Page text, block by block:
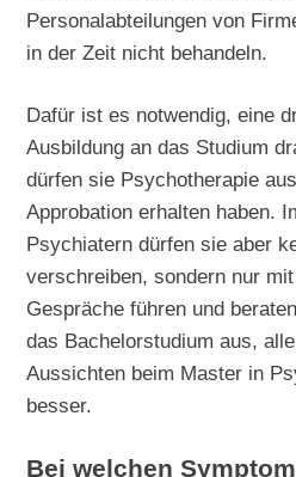
Personalabteilungen von
in der Zeit nicht behandeln.
Dafür ist es notwendig, eine
Ausbildung an das Studium
dürfen sie Psychotherapie
Approbation erhalten haben.
Psychiatern dürfen sie aber
verschreiben, sondern nur
Gespräche führen und
das Bachelorstudium aus,
Aussichten beim Master in
besser.
Bei welchen